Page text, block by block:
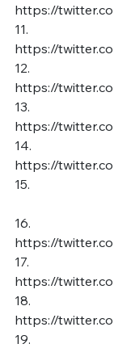
https://
11.
https://
12.
https://
13.
https://
14.
https://
15.
16.
https://
17.
https://
18.
https://
19.